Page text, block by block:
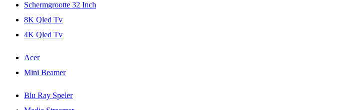
Schermgrootte 32 Inch
8K Qled Tv
4K Qled Tv
Acer
Mini Beamer
Blu Ray Speler